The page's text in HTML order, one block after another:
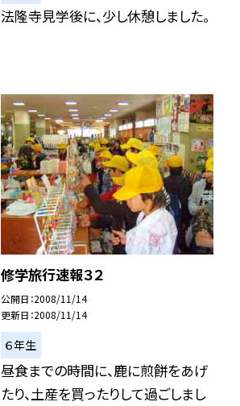
法隆寺見学後に、少し休憩しました。
修学旅行速報３２
公開日 2008/11/14
更新日 2008/11/14
６年生
昼食までの時間に、鹿に煎餅をあげ
たり、土産を買ったりして過ごしまし